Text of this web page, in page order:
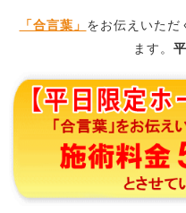
「合言葉」 をお伝えいただ
ます。